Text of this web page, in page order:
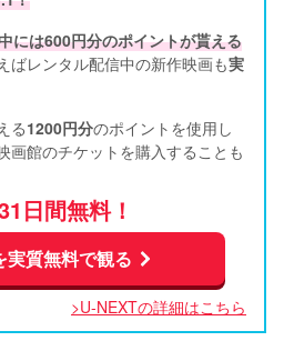
には600円分のポイントが貰える
ばレンタル配信中の新作映画も実
る1200円分のポイントを使用し
画館のチケットを購入することも
日間無料！
実質無料で観る
>U-NEXTの詳細はこちら